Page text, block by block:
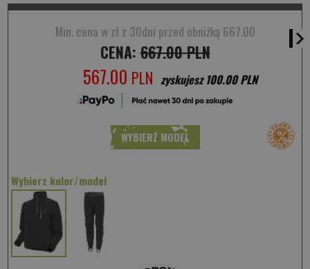
Min. cena w zł z 30dni przed obniżką 667.00
CENA:667.00 PLN
567.00 PLN zyskujesz 100.00 PLN
WYBIERZ MODEL
Wybierz kolor/model